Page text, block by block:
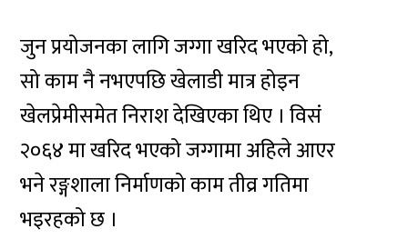
जुन प्रयोजनका लागि जग्गा खरिद भएको हो,
सो काम नै नभएपछि खेलाडी मात्र होइन
खेलप्रेमीसमेत निराश देखिएका थिए । विसं
२०६४ मा खरिद भएको जग्गामा अहिले आएर
भने रङ्गशाला निर्माणको काम तीव्र गतिमा
भइरहको छ ।